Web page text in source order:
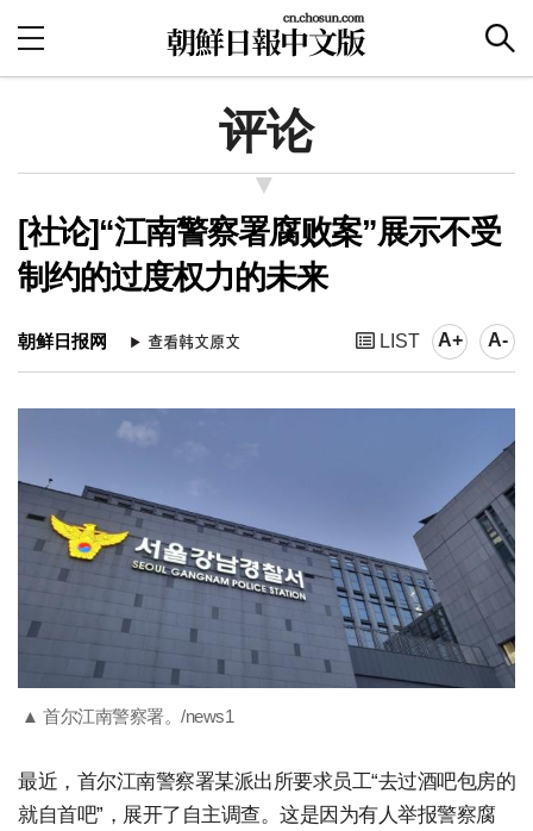
评论
[社论]“江南警察署腐败案”展示不受
制约的过度权力的未来
朝鲜日报网 LIST A+ A-
▲ 首尔江南警察署。/news1
最近，首尔江南警察署某派出所要求员工“去过酒吧包房的
就自首吧”，展开了自主调查。这是因为有人举报警察腐